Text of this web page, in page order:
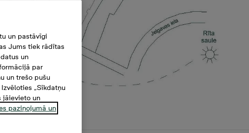
un pastāvīgi
Jums tiek rādītas
un
par
un trešo pušu
„Sīkdatņu
jāievieto un
paziņojumā un